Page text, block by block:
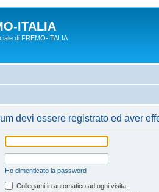
ITALIA
di FREMO-ITALIA
devi essere registrato ed aver
Ho dimenticato la password
Collegami in automatico ad ogni visita